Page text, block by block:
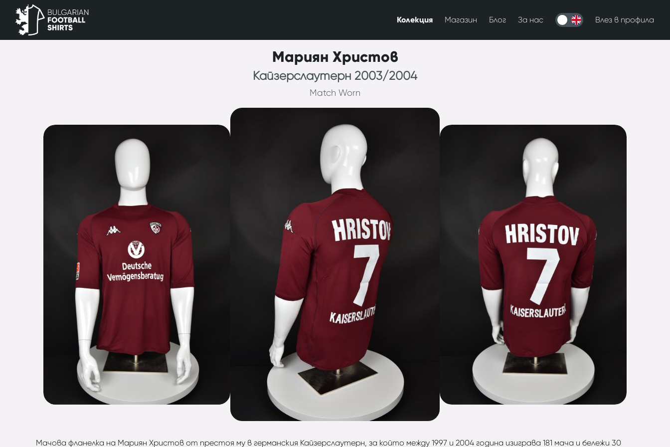
Колекция Магазин Блог За нас Влез в профила
Мариян Христов
Кайзерслаутерн 2003/2004
Match Worn
Мачова фланелка на Мариян Христов от престоя му в германския Кайзерслаутерн, за който между 1997 и 2004 година изиграва 181 мача и бележи 30